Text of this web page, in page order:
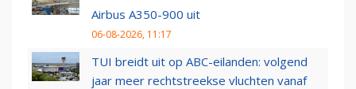
Airbus A350-900 uit
06-08-2026, 11:17
TUI breidt uit op ABC-eilanden: volgend
jaar meer rechtstreekse vluchten vanaf